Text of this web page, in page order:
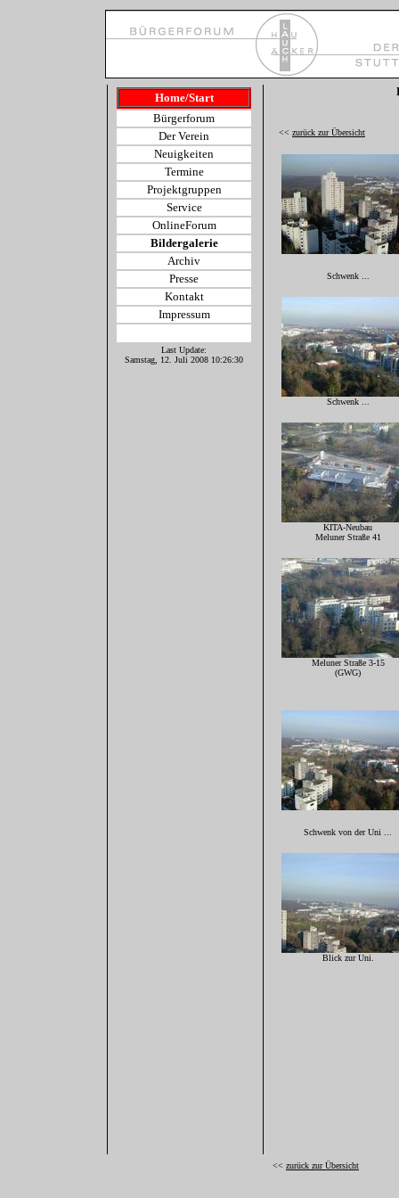
Home/Start
Bürgerforum
Der Verein
Neuigkeiten
Termine
Projektgruppen
Service
OnlineForum
Bildergalerie
Archiv
Presse
Kontakt
Impressum
Last Update:
Samstag, 12. Juli 2008 10:26:30
<< zurück zur Übersicht
Schwenk ...
Schwenk ...
KITA-Neubau
Meluner Straße 41
Meluner Straße 3-15
(GWG)
Schwenk von der Uni ...
Blick zur Uni.
<< zurück zur Übersicht